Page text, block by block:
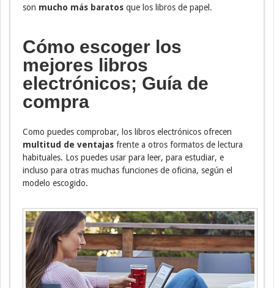
son mucho más baratos que los libros de papel.
Cómo escoger los
mejores libros
electrónicos; Guía de
compra
Como puedes comprobar, los libros electrónicos ofrecen
multitud de ventajas frente a otros formatos de lectura
habituales. Los puedes usar para leer, para estudiar, e
incluso para otras muchas funciones de oficina, según el
modelo escogido.